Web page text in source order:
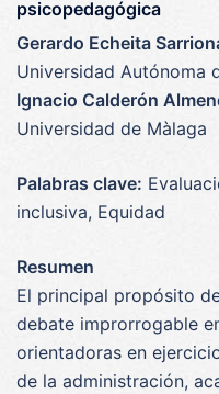
psicopedagógica
Gerardo Echeita
Universidad Autónoma
Ignacio Calderón
Universidad de Màlaga
Palabras clave:
inclusiva, Equidad
Resumen
El principal propósito
debate improrrogable
orientadoras en
de la administración,